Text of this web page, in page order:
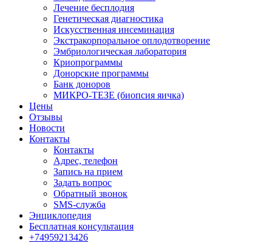
Лечение бесплодия
Генетическая диагностика
Искусственная инсеминация
Экстракорпоральное оплодотворение
Эмбриологическая лаборатория
Криопрограммы
Донорские программы
Банк доноров
МИКРО-ТЕЗЕ (биопсия яичка)
Цены
Отзывы
Новости
Контакты
Контакты
Адрес, телефон
Запись на прием
Задать вопрос
Обратный звонок
SMS-служба
Энциклопедия
Бесплатная консультация
+74959213426